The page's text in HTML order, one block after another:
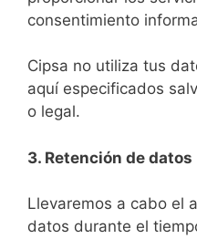
consentimiento
Cipsa no utiliza tus
aquí especificados
o legal.
3. Retención de datos
Llevaremos a cabo el
datos durante el